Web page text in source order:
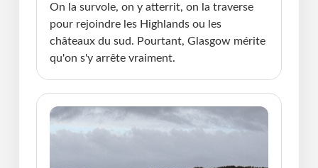
On la survole, on y atterrit, on la traverse
pour rejoindre les Highlands ou les
châteaux du sud. Pourtant, Glasgow mérite
qu'on s'y arrête vraiment.